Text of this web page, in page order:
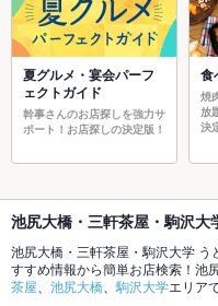
夏グルメ・宴会パーフ
ェクトガイド
幹事さんのお店探しを強力サ
ポート！お店探しの決定版！
食
焼
放
決
池尻大橋・三軒茶屋・駒沢大
池尻大橋・三軒茶屋・駒沢大学
すすめ情報から簡単お店検索！池
茶屋
池尻大橋 駒沢大学エリア